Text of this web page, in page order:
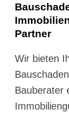
Partner
Wir bieten
Bauberater